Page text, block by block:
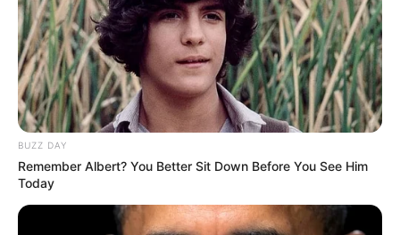
BUZZ DAY
Remember Albert? You Better Sit Down Before You See Him
Today